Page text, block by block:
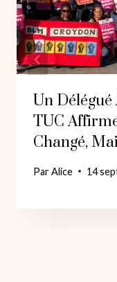
Un
TUC
Changé,
ParAlice 14